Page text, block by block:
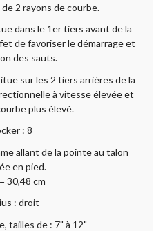
2 rayons de courbe.
dans le 1er tiers avant de la
de favoriser le démarrage et
des sauts.
sur les 2 tiers arrières de la
à vitesse élevée et
plus élevé.
: 8
allant de la pointe au talon
en pied.
30,48 cm
: droit
tailles de : 7" à 12"